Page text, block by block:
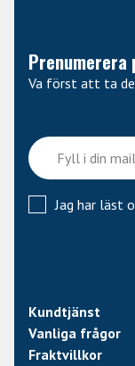
Prenumerera
Va först att ta
Jag har läst
Kundtjänst
Vanliga frågor
Fraktvillkor